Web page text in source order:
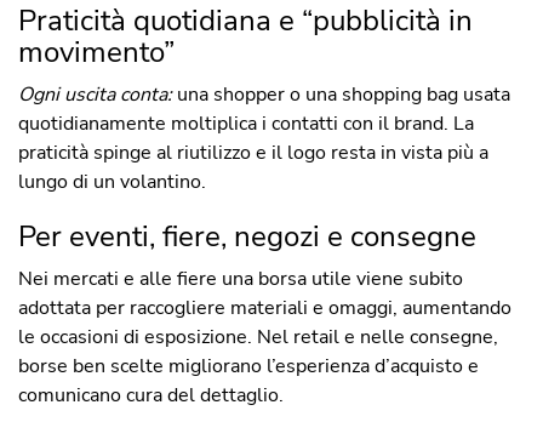
Praticità quotidiana e “pubblicità in
movimento”
Ogni uscita conta: una shopper o una shopping bag usata
quotidianamente moltiplica i contatti con il brand. La
praticità spinge al riutilizzo e il logo resta in vista più a
lungo di un volantino.
Per eventi, fiere, negozi e consegne
Nei mercati e alle fiere una borsa utile viene subito
adottata per raccogliere materiali e omaggi, aumentando
le occasioni di esposizione. Nel retail e nelle consegne,
borse ben scelte migliorano l’esperienza d’acquisto e
comunicano cura del dettaglio.